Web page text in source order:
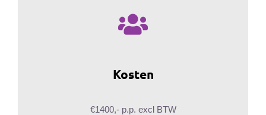
Kosten
€1400,- p.p. excl BTW